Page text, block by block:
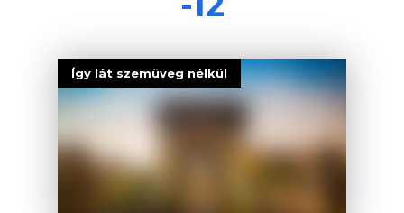
Így lát szemüveg nélkül